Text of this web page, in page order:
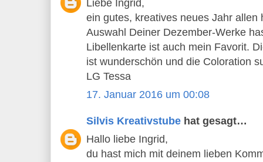
Liebe Ingrid,
ein gutes, kreatives neues Jahr allen
Auswahl Deiner Dezember-Werke
Libellenkarte ist auch mein Favorit.
ist wunderschön und die Coloration
LG Tessa
17. Januar 2016 um 00:08
Silvis Kreativstube hat gesagt…
Hallo liebe Ingrid,
du hast mich mit deinem lieben